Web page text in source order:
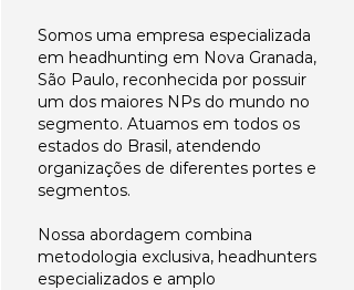
Somos uma empresa especializada
em headhunting em Nova Granada,
São Paulo, reconhecida por possuir
um dos maiores NPs do mundo no
segmento. Atuamos em todos os
estados do Brasil, atendendo
organizações de diferentes portes e
segmentos.
Nossa abordagem combina
metodologia exclusiva, headhunters
especializados e amplo